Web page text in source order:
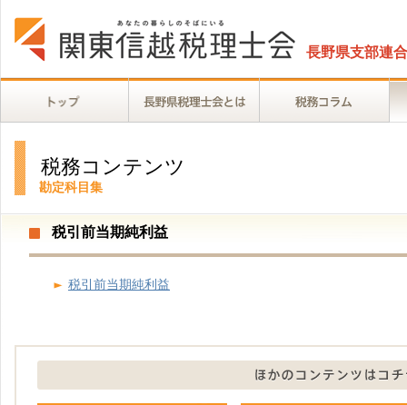
長野県支部連
税務コンテンツ
勘定科目集
税引前当期純利益
税引前当期純利益